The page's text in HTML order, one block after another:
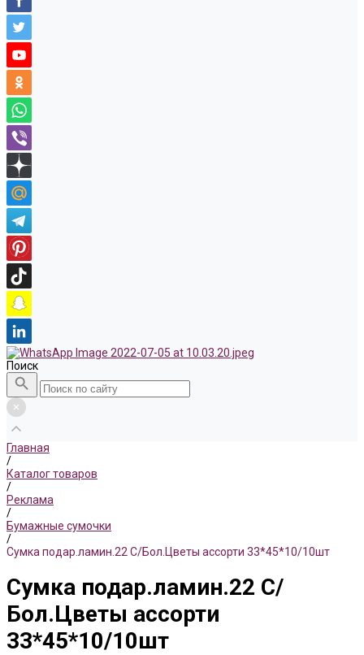
Поиск
Главная
/
Каталог товаров
/
Реклама
/
Бумажные сумочки
/
Сумка подар.ламин.22 С/Бол.Цветы ассорти 33*45*10/10шт
Сумка подар.ламин.22 С/
Бол.Цветы ассорти
33*45*10/10шт